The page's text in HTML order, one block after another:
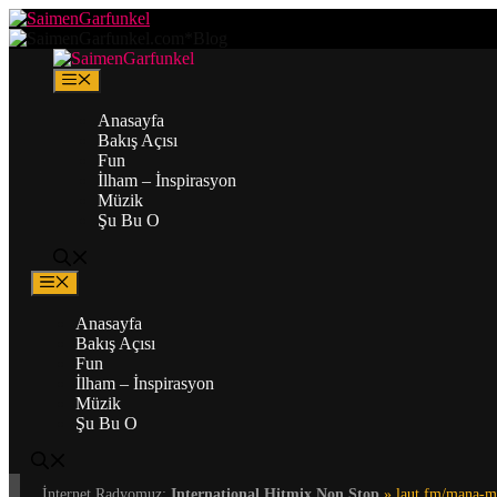
Zum
Inhalt
springen
Menü
Anasayfa
Bakış Açısı
Fun
İlham – İnspirasyon
Müzik
Şu Bu O
Menü
Anasayfa
Bakış Açısı
Fun
İlham – İnspirasyon
Müzik
Şu Bu O
İnternet Radyomuz: International Hitmix Non Stop » laut.fm/mana-